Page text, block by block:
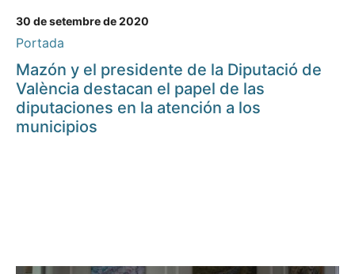
30 de setembre de 2020
Portada
Mazón y el presidente de la Diputació de
València destacan el papel de las
diputaciones en la atención a los
municipios